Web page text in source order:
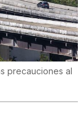
precauciones al